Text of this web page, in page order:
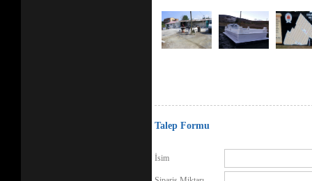
Talep Formu
İsim